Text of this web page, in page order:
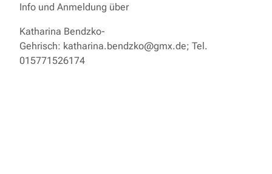
Info und Anmeldung über
Katharina Bendzko-
Gehrisch: katharina.bendzko@gmx.de; Tel.
015771526174